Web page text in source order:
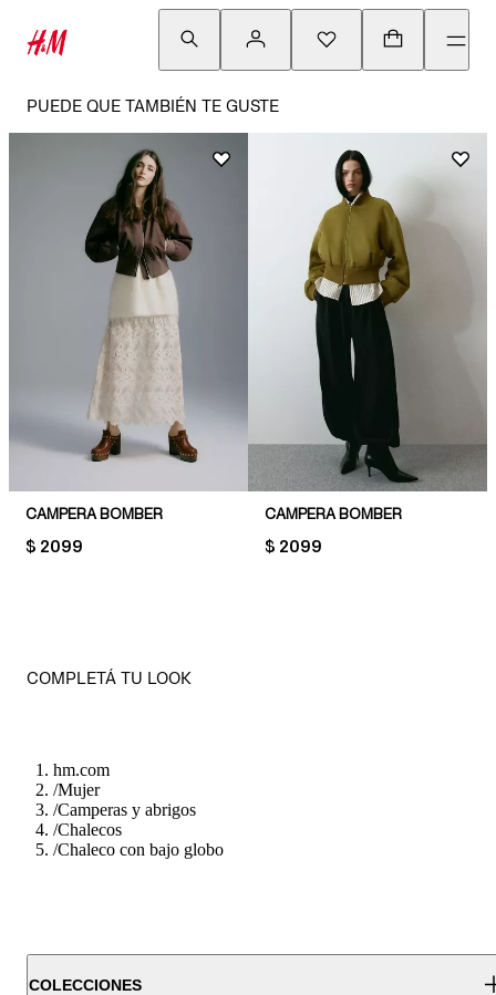
PUEDE QUE TAMBIÉN TE GUSTE
CAMPERA BOMBER
PRICE:
$ 2099
CAMPERA BOMBER
PRICE:
$ 2099
COMPLETÁ TU LOOK
hm.com
/Mujer
/Camperas y abrigos
/Chalecos
/Chaleco con bajo globo
COLECCIONES